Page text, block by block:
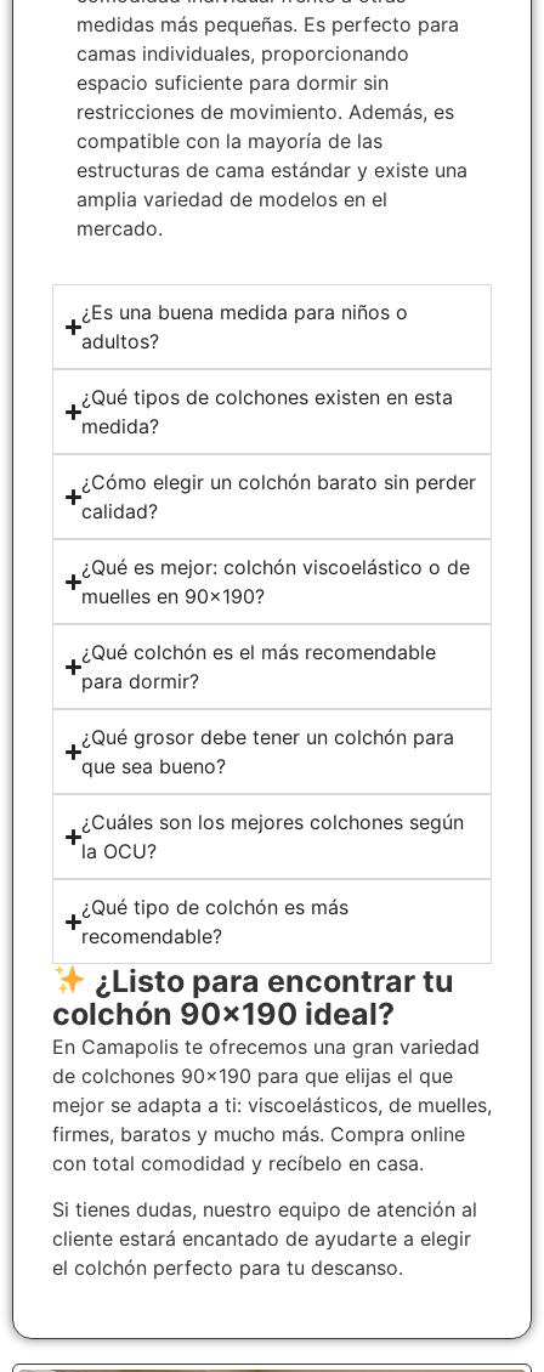
medidas más pequeñas. Es perfecto para
camas individuales, proporcionando
espacio suficiente para dormir sin
restricciones de movimiento. Además, es
compatible con la mayoría de las
estructuras de cama estándar y existe una
amplia variedad de modelos en el
mercado.
¿Es una buena medida para niños o
adultos?
¿Qué tipos de colchones existen en esta
medida?
¿Cómo elegir un colchón barato sin perder
calidad?
¿Qué es mejor: colchón viscoelástico o de
muelles en 90x190?
¿Qué colchón es el más recomendable
para dormir?
¿Qué grosor debe tener un colchón para
que sea bueno?
¿Cuáles son los mejores colchones según
la OCU?
¿Qué tipo de colchón es más
recomendable?
¿Listo para encontrar tu
colchón 90x190 ideal?
En Camapolis te ofrecemos una gran variedad
de colchones 90×190 para que elijas el que
mejor se adapta a ti: viscoelásticos, de muelles,
firmes, baratos y mucho más. Compra online
con total comodidad y recíbelo en casa.
Si tienes dudas, nuestro equipo de atención al
cliente estará encantado de ayudarte a elegir
el colchón perfecto para tu descanso.